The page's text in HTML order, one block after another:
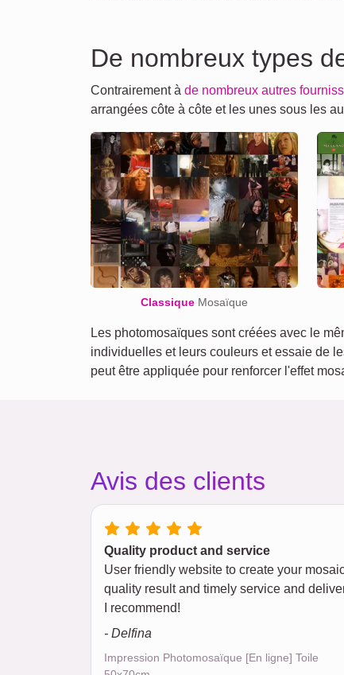
De nombreux types
Contrairement à de nombreux autres
arrangées côte à côte et les unes sous les
Classique Mosaïque
Les photomosaïques sont créées avec le
individuelles et leurs couleurs et essaie de
peut être appliquée pour renforcer l'effet
Avis des clients
Quality product and service
User friendly website to create your
quality result and timely service and
I recommend!
- Delfina
Impression Photomosaïque [En ligne] Toile